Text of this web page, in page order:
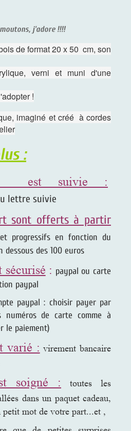
j'adore !!!!
de format 20 x 50 cm, son
verni et muni d'une
!
imaginé et créé à cordes
:
est suivie :
lettre suivie
sont offerts à partir
et progressifs en fonction du
des 100 euros
sécurisé : paypal ou carte
paypal
paypal : choisir payer par
de carte comme à
le paiement)
varié : virement bancaire
soigné :
toutes les
dans un paquet cadeau,
mot de votre part...et ,